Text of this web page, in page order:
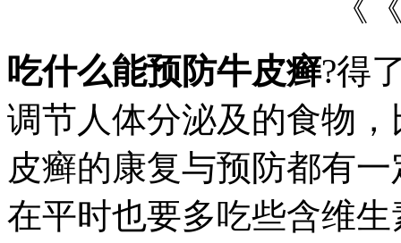
《
吃什么能预防牛皮癣?得
调节人体分泌及的食物
皮癣的康复与预防都有
在平时也要多吃些含维